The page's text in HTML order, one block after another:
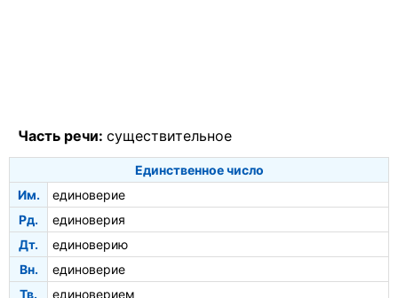
Часть речи: существительное
Единственное число
Им.
единоверие
Рд.
единоверия
Дт.
единоверию
Вн.
единоверие
Тв.
единоверием